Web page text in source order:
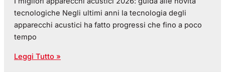
tecnologiche Negli ultimi anni la tecnologia degli
apparecchi acustici ha fatto progressi che fino a poco
tempo
Leggi Tutto »